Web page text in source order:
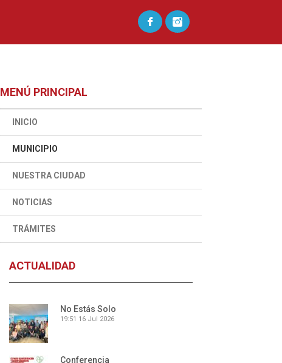
MENÚ PRINCIPAL
INICIO
MUNICIPIO
NUESTRA CIUDAD
NOTICIAS
TRÁMITES
ACTUALIDAD
No Estás Solo
19:51 16 Jul 2026
Conferencia